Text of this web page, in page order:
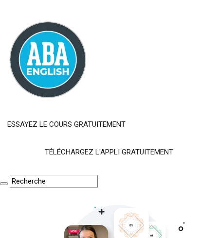
ESSAYEZ LE COURS GRATUITEMENT
TÉLÉCHARGEZ L'APPLI GRATUITEMENT